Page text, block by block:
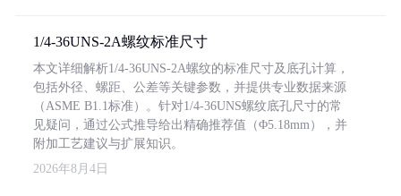
1/4-36UNS-2A螺纹标准尺寸
本文详细解析1/4-36UNS-2A螺纹的标准尺寸及底孔计算，
包括外径、螺距、公差等关键参数，并提供专业数据来源
（ASME B1.1标准）。针对1/4-36UNS螺纹底孔尺寸的常
见疑问，通过公式推导给出精确推荐值（Φ5.18mm），并
附加工艺建议与扩展知识。
2026年8月4日